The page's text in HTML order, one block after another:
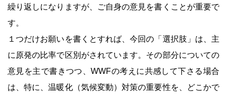
繰り返しになりますが、ご自身の意見を書くことが重要で
す。
１つだけお願いを書くとすれば、今回の「選択肢」は、主
に原発の比率で区別がされています。その部分についての
意見を主で書きつつ、WWFの考えに共感して下さる場合
は、特に、温暖化（気候変動）対策の重要性を、どこかで